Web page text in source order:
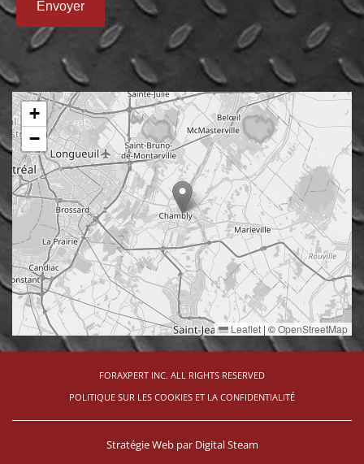
+
−
Leaflet | ©OpenStreetMap
FORAXPERT INC. ALL RIGHTS RESERVED
POLITIQUE SUR LES COOKIES ET LA CONFIDENTIALITÉ
Stratégie Web par Digital Steam